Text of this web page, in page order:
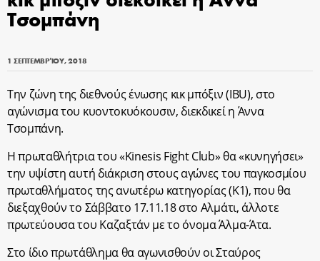
Τσομπάνη
1 ΣΕΠΤΕΜΒΡΊΟΥ, 2018
Την ζώνη της διεθνούς ένωσης κικ μπόξιν (IBU), στο
αγώνισμα του κυοντοκυόκουσιν, διεκδικεί η Άννα
Τσομπάνη.
Η πρωταθλήτρια του «Kinesis Fight Club» θα «κυνηγήσει»
την υψίστη αυτή διάκριση στους αγώνες του παγκοσμίου
πρωταθλήματος της ανωτέρω κατηγορίας (Κ1), που θα
διεξαχθούν το Σάββατο 17.11.18 στο Αλμάτι, άλλοτε
πρωτεύουσα του Καζαξτάν με το όνομα Άλμα-Άτα.
Στο ίδιο πρωτάθλημα θα αγωνισθούν οι Σταύρος